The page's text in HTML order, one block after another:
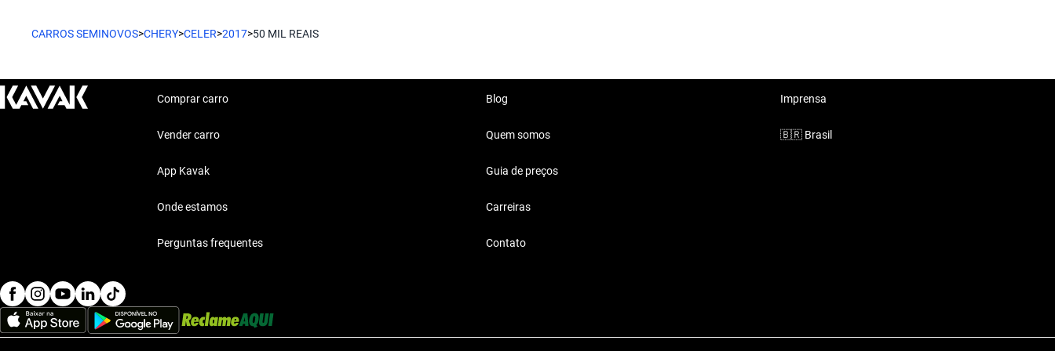
Segurança: Sistemas de segurança
Conforto: Confort premium
Uma alternativa incrível para aqueles que buscam custo benefício.
CARROS SEMINOVOS>CHERY>CELER>2017>50 MIL REAIS
Comprar carro
Vender carro
App Kavak
Onde estamos
Perguntas frequentes
Blog
Quem somos
Guia de preços
Carreiras
Contato
Imprensa
🇧🇷 Brasil